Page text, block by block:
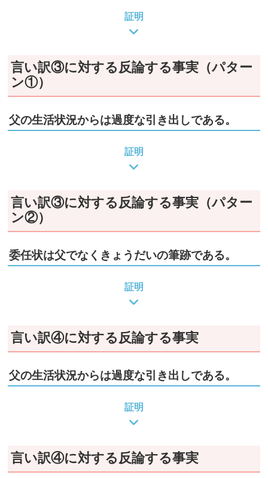
証明
言い訳③に対する反論する事実（パター
ン①）
父の生活状況からは過度な引き出しである。
証明
言い訳③に対する反論する事実（パター
ン②）
委任状は父でなくきょうだいの筆跡である。
証明
言い訳④に対する反論する事実
父の生活状況からは過度な引き出しである。
証明
言い訳④に対する反論する事実